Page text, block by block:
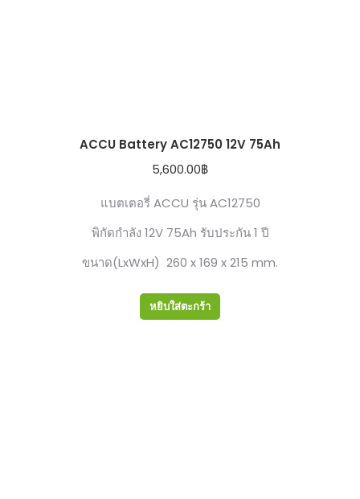
ACCU Battery AC12750 12V 75Ah
5,600.00฿
แบตเตอรี่ ACCU รุ่น AC12750
พิกัดกำลัง 12V 75Ah รับประกัน 1 ปี
ขนาด(LxWxH) 260 x 169 x 215 mm.
หยิบใส่ตะกร้า